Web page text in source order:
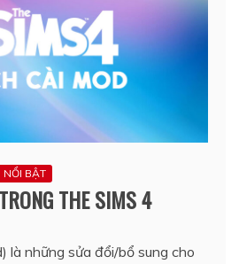
NỔI BẬT
THE SIMS 4
là những sửa đổi/bổ sung cho